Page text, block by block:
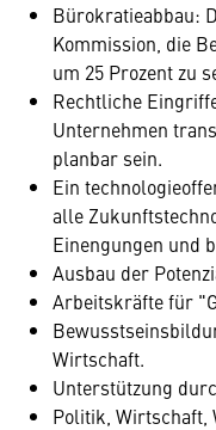
Bürokratieabbau:
Kommission, die
um 25 Prozent zu
Rechtliche
Unternehmen
planbar sein.
Ein
alle
Einengungen und
Ausbau der
Arbeitskräfte für
Wirtschaft.
Unterstützung
Politik, Wirtschaft,